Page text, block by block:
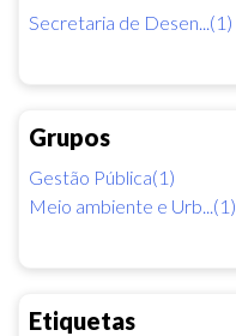
Secretaria de Desen...(1)
Grupos
Gestão Pública(1)
Meio ambiente e Urb...(1)
Etiquetas